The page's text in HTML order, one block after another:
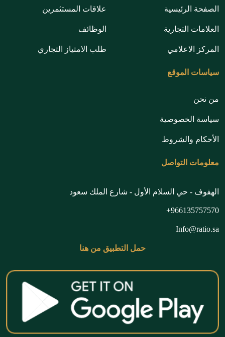
الصفحة الرئيسية
العلامات التجارية
المركز الاعلامي
علاقات المستثمرين
الوظائف
طلب الامتياز التجاري
سياسات الموقع
من نحن
سياسة الخصوصية
الأحكام والشروط
معلومات التواصل
الهفوف - حي السلام الأول - شارع الملك سعود
966135757570+
Info@ratio.sa
حمل التطبيق من هنا